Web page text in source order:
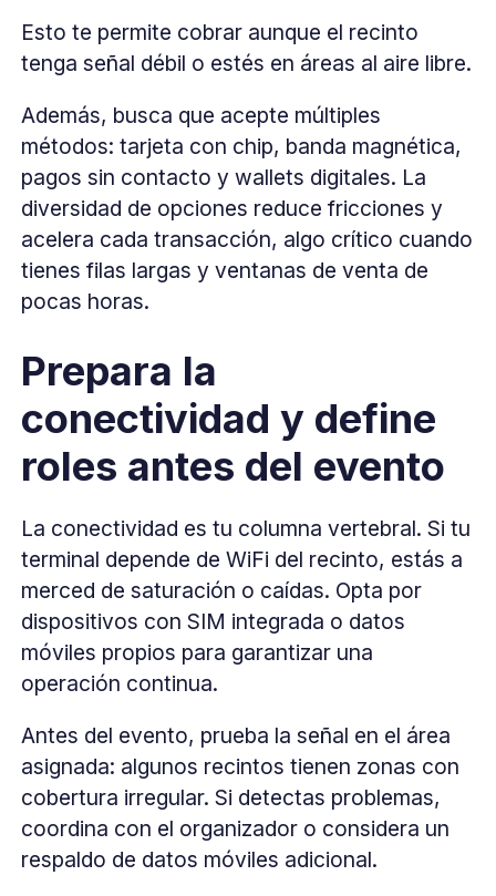
Esto te permite cobrar aunque el recinto
tenga señal débil o estés en áreas al aire libre.
Además, busca que acepte múltiples
métodos: tarjeta con chip, banda magnética,
pagos sin contacto y wallets digitales. La
diversidad de opciones reduce fricciones y
acelera cada transacción, algo crítico cuando
tienes filas largas y ventanas de venta de
pocas horas.
Prepara la
conectividad y define
roles antes del evento
La conectividad es tu columna vertebral. Si tu
terminal depende de WiFi del recinto, estás a
merced de saturación o caídas. Opta por
dispositivos con SIM integrada o datos
móviles propios para garantizar una
operación continua.
Antes del evento, prueba la señal en el área
asignada: algunos recintos tienen zonas con
cobertura irregular. Si detectas problemas,
coordina con el organizador o considera un
respaldo de datos móviles adicional.